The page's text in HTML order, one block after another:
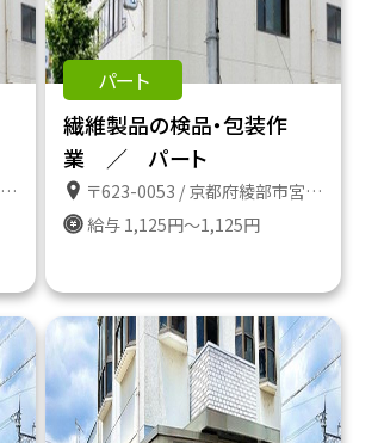
パート
繊維製品の検品・包装作
業 ／ パート
〒623-0053 / 京都府綾部市宮代町前田１３の６
給与 1,125円～1,125円